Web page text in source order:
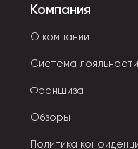
близкого друга или
Мягкий брелок
подойдет детям от 0
простой способ
Компания
О компании
Система лояльности
Франшиза
Обзоры
Политика